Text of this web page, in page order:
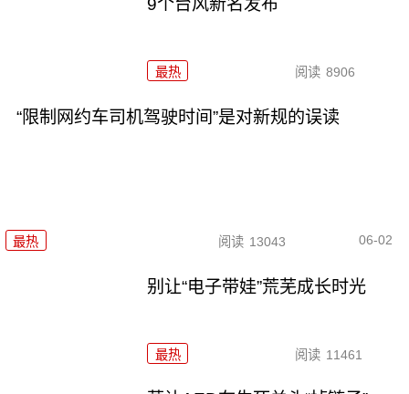
9个台风新名发布
最热 阅读 8906
“限制网约车司机驾驶时间”是对新规的误读
最热 阅读 13043 06-02
别让“电子带娃”荒芜成长时光
最热 阅读 11461